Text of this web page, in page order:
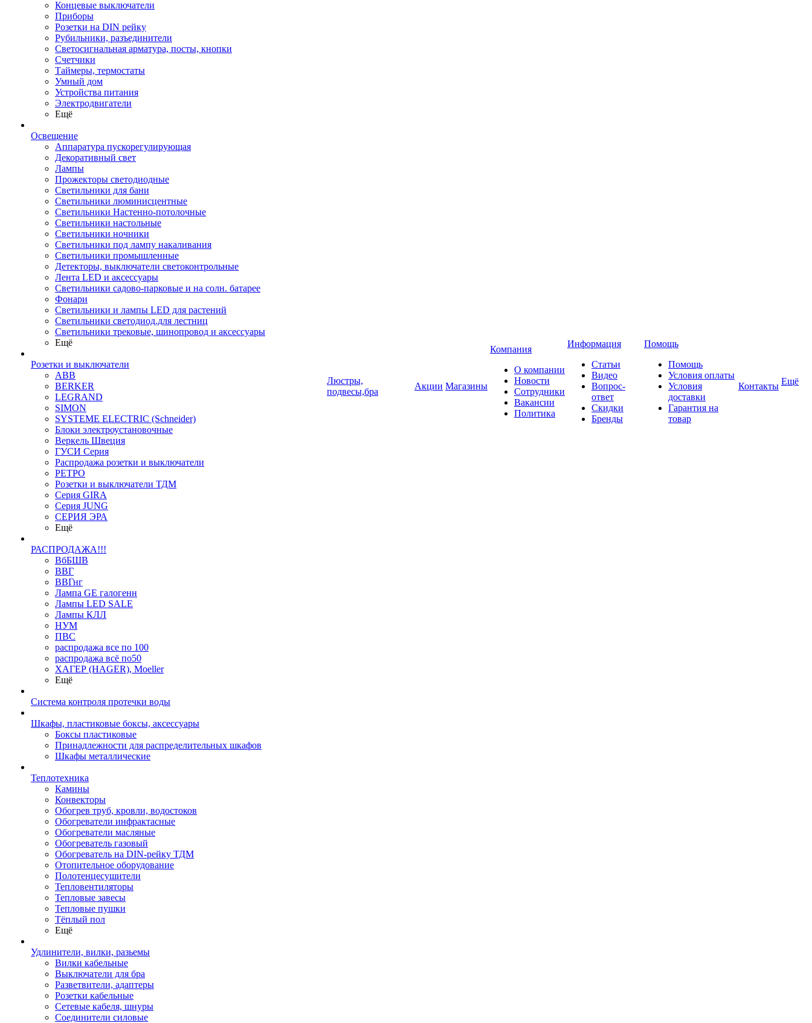
Концевые выключатели
Приборы
Розетки на DIN рейку
Рубильники, разъединители
Светосигнальная арматура, посты, кнопки
Счетчики
Таймеры, термостаты
Умный дом
Устройства питания
Электродвигатели
Ещё
Освещение
Аппаратура пускорегулирующая
Декоративный свет
Лампы
Прожекторы светодиодные
Светильники для бани
Светильники люминисцентные
Светильники Настенно-потолочные
Светильники настольные
Светильники ночники
Светильники под лампу накаливания
Светильники промышленные
Детекторы, выключатели светоконтрольные
Лента LED и аксессуары
Светильники садово-парковые и на солн. батарее
Фонари
Светильники и лампы LED для растений
Светильники светодиод.для лестниц
Светильники трековые, шинопровод и аксессуары
Ещё
Розетки и выключатели
ABB
BERKER
LEGRAND
SIMON
SYSTEME ELECTRIC (Schneider)
Блоки электроустановочные
Веркель Швеция
ГУСИ Серия
Распродажа розетки и выключатели
РЕТРО
Розетки и выключатели ТДМ
Серия GIRA
Серия JUNG
СЕРИЯ ЭРА
Ещё
РАСПРОДАЖА!!!
ВбБШВ
ВВГ
ВВГнг
Лампа GE галогенн
Лампы LED SALE
Лампы КЛЛ
НУМ
ПВС
распродажа все по 100
распродажа всё по50
ХАГЕР (HAGER), Moeller
Ещё
Система контроля протечки воды
Шкафы, пластиковые боксы, аксессуары
Боксы пластиковые
Принадлежности для распределительных шкафов
Шкафы металлические
Теплотехника
Камины
Конвекторы
Обогрев труб, кровли, водостоков
Обогреватели инфрактасные
Обогреватели масляные
Обогреватель газовый
Обогреватель на DIN-рейку ТДМ
Отопительное оборудование
Полотенцесушители
Тепловентиляторы
Тепловые завесы
Тепловые пушки
Тёплый пол
Ещё
Удлинители, вилки, разьемы
Вилки кабельные
Выключатели для бра
Разветвители, адаптеры
Розетки кабельные
Сетевые кабеля, шнуры
Соединители силовые
Люстры,
подвесы,бра
Акции Магазины
Компания
О компании
Новости
Сотрудники
Вакансии
Политика
Информация
Статьи
Видео
Вопрос-
ответ
Скидки
Бренды
Помощь
Помощь
Условия оплаты
Условия
доставки
Гарантия на
товар
Контакты Ещё